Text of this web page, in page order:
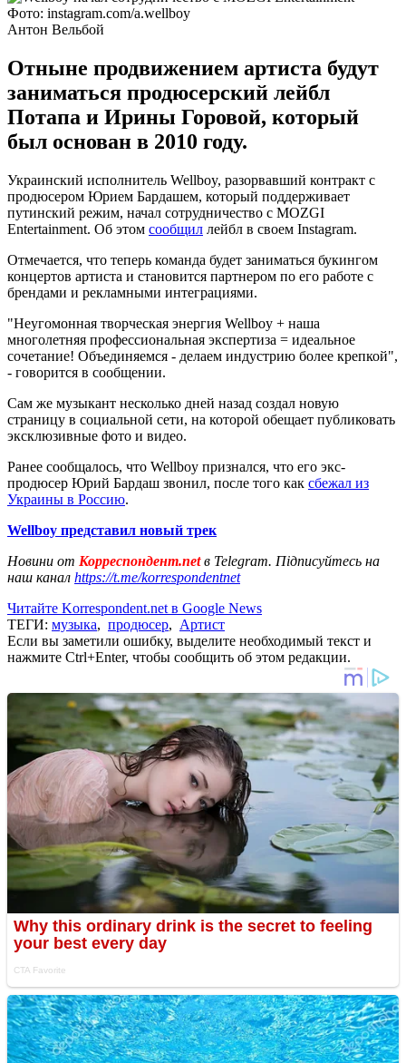
Фото: instagram.com/a.wellboy
Антон Вельбой
Отныне продвижением артиста будут
заниматься продюсерский лейбл
Потапа и Ирины Горовой, который
был основан в 2010 году.
Украинский исполнитель Wellboy, разорвавший контракт с
продюсером Юрием Бардашем, который поддерживает
путинский режим, начал сотрудничество с MOZGI
Entertainment. Об этом сообщил лейбл в своем Instagram.
Отмечается, что теперь команда будет заниматься букингом
концертов артиста и становится партнером по его работе с
брендами и рекламными интеграциями.
"Неугомонная творческая энергия Wellboy + наша
многолетняя профессиональная экспертиза = идеальное
сочетание! Объединяемся - делаем индустрию более крепкой",
- говорится в сообщении.
Сам же музыкант несколько дней назад создал новую
страницу в социальной сети, на которой обещает публиковать
эксклюзивные фото и видео.
Ранее сообщалось, что Wellboy признался, что его экс-
продюсер Юрий Бардаш звонил, после того как сбежал из
Украины в Россию.
Wellboy представил новый трек
Новини от Корреспондент.netв Telegram. Підписуйтесь на
наш канал https://t.me/korrespondentnet
Читайте Korrespondent.net в Google News
ТЕГИ: музыка, продюсер, Артист
Если вы заметили ошибку, выделите необходимый текст и
нажмите Ctrl+Enter, чтобы сообщить об этом редакции.